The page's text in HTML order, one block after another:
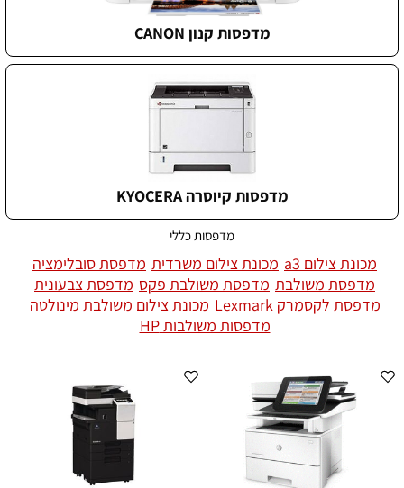
מדפסות קנון CANON
מדפסות קיוסרה KYOCERA
מדפסות כללי
מכונת צילום a3 מכונת צילום משרדית מדפסת סובלימציה
מדפסת משולבת מדפסת משולבת פקס מדפסת צבעונית
מדפסת לקסמרק Lexmark
מכונת צילום משולבת מינולטה
מדפסות משולבות HP